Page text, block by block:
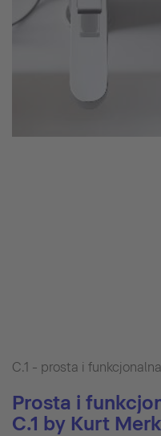
C.1 - prosta i funkcjonalna
Prosta i
C.1 by Kurt